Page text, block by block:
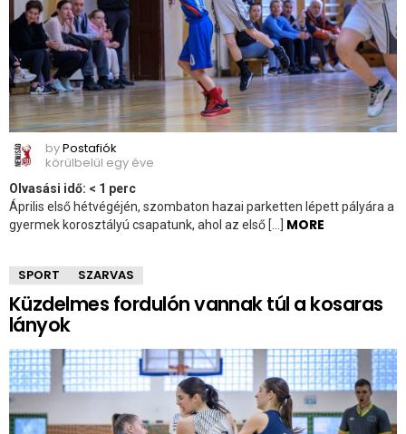
byPostafiók
körülbelül egy éve
Olvasási idő: < 1 perc
Április első hétvégéjén, szombaton hazai parketten lépett pályára a
gyermek korosztályú csapatunk, ahol az első […] MORE
SPORT SZARVAS
Küzdelmes fordulón vannak túl a kosaras
lányok